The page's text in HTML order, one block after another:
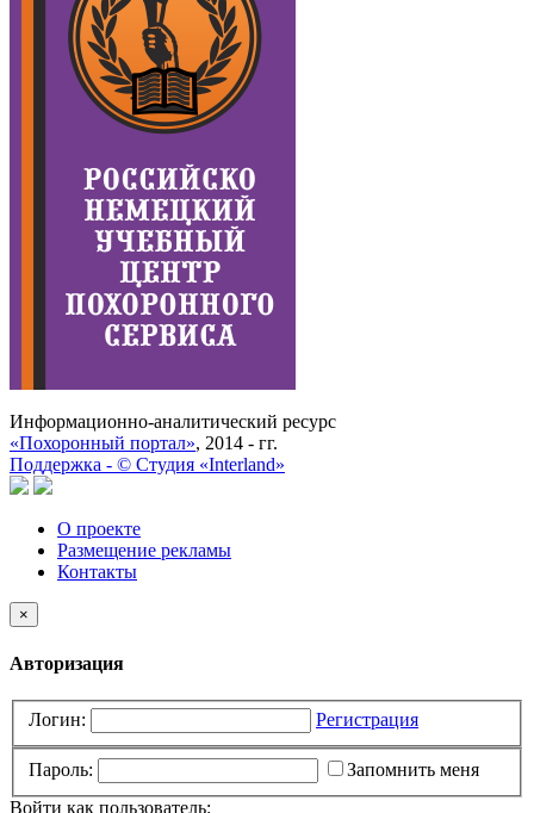
Информационно-аналитический ресурс
«Похоронный портал», 2014 - гг.
Поддержка - © Cтудия «Interland»
О проекте
Размещение рекламы
Контакты
×
Авторизация
Логин: Регистрация
Пароль:
Запомнить меня
Войти как пользователь: